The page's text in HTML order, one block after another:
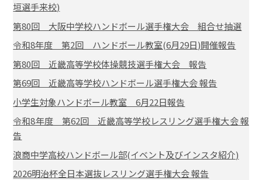
垣選手来校)
第80回 大阪中学校ハンドボール選手権大会 組合せ抽選
令和8年度 第2回 ハンドボール教室(6月29日)開催報告
第80回 近畿高等学校体操競技選手権大会 報告
第69回 近畿高等学校ハンドボール選手権大会 報告
小学生対象ハンドボール教室 6月22日報告
令和8年度 第62回 近畿高等学校レスリング選手権大会 報
告
浪商中学高校ハンドボール部(イベント及びインスタ紹介)
2026明治杯全日本選抜レスリング選手権大会 報告